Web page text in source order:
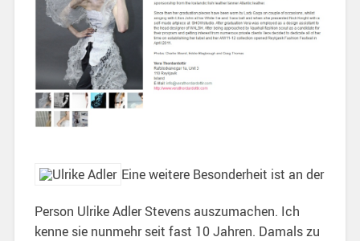
Eine weitere Besonderheit ist an der
Person Ulrike Adler Stevens auszumachen. Ich
kenne sie nunmehr seit fast 10 Jahren. Damals zu